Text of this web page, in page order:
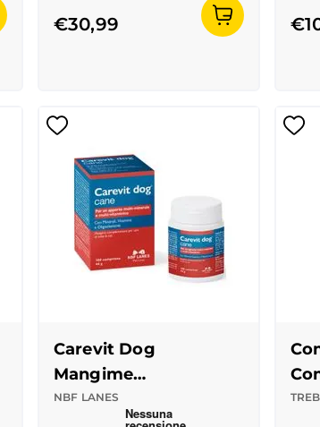
€30,99
1000000002021,10169124
Carevit Dog
Mangime
Complementare per
NBF LANES
Recensioni Truspilot del prodotto